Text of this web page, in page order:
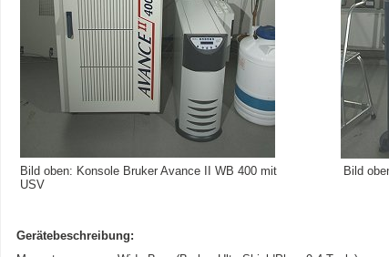
Bild oben: Konsole Bruker Avance II WB 400 mit
USV
Bild
Gerätebeschreibung: